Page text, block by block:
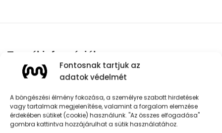
Fontosnak tartjuk az
adatok védelmét
A böngészési élmény fokozása, a személyre szabott hirdetések
vagy tartalmak megjelenítése, valamint a forgalom elemzése
érdekében sütiket (cookie) használunk. "Az összes elfogadása"
gombra kattintva hozzájárulhat a sütik használatához.
Termékinformációk
Bluetooth® technológia v5.4
Bluetooth csatlakozási táv 10 méterig
Frekvenciasáv: 2.402 GHz-2.48 GHz